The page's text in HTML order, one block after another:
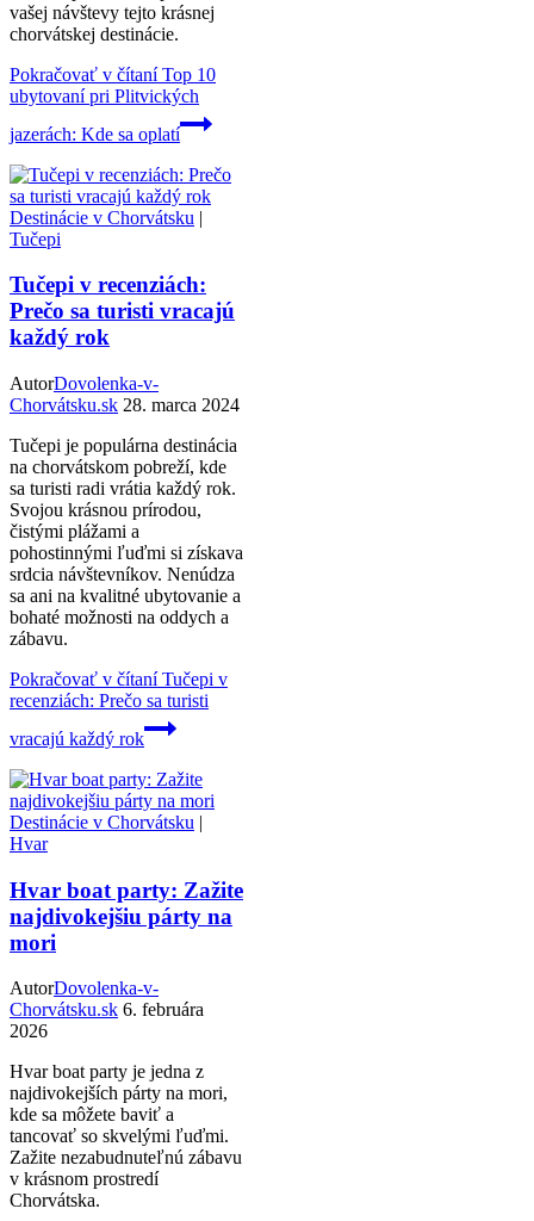
vašej návštevy tejto krásnej
chorvátskej destinácie.
Pokračovať v čítaníTop 10
ubytovaní pri Plitvických
jazerách: Kde sa oplatí
Destinácie v Chorvátsku |
Tučepi
Tučepi v recenziách:
Prečo sa turisti vracajú
každý rok
AutorDovolenka-v-
Chorvátsku.sk 28. marca 2024
Tučepi je populárna destinácia
na chorvátskom pobreží, kde
sa turisti radi vrátia každý rok.
Svojou krásnou prírodou,
čistými plážami a
pohostinnými ľuďmi si získava
srdcia návštevníkov. Nenúdza
sa ani na kvalitné ubytovanie a
bohaté možnosti na oddych a
zábavu.
Pokračovať v čítaníTučepi v
recenziách: Prečo sa turisti
vracajú každý rok
Destinácie v Chorvátsku |
Hvar
Hvar boat party: Zažite
najdivokejšiu párty na
mori
AutorDovolenka-v-
Chorvátsku.sk 6. februára
2026
Hvar boat party je jedna z
najdivokejších párty na mori,
kde sa môžete baviť a
tancovať so skvelými ľuďmi.
Zažite nezabudnuteľnú zábavu
v krásnom prostredí
Chorvátska.